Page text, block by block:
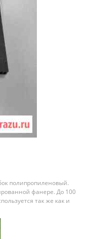
полипропиленовый.
фанере. До 100
так же как и
гвозди ,